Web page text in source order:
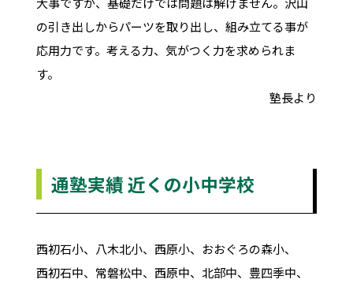
の引き出しからパーツを取り出し、組み立てる事が
応用力です。考える力、気がつく力を求められま
す。
塾長より
通塾実績 近くの小中学校
西初石小、八木北小、西原小、おおぐろの森小、
西初石中、常磐松中、西原中、北部中、豊四季中、